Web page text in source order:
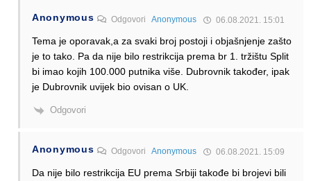
Anonymous OdgovoriAnonymous 06.08.2021. 15:01
Tema je oporavak,a za svaki broj postoji i objašnjenje zašto
je to tako. Pa da nije bilo restrikcija prema br 1. tržištu Split
bi imao kojih 100.000 putnika više. Dubrovnik također, ipak
je Dubrovnik uvijek bio ovisan o UK.
Odgovori
Anonymous OdgovoriAnonymous 06.08.2021. 15:09
Da nije bilo restrikcija EU prema Srbiji takođe bi brojevi bili